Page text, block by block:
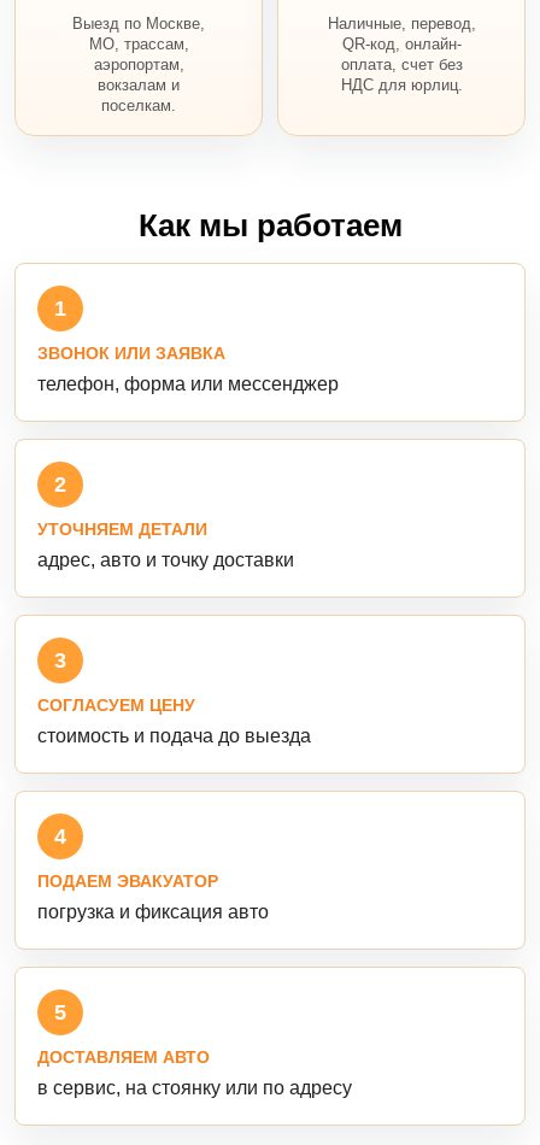
Выезд по Москве,
МО, трассам,
аэропортам,
вокзалам и
поселкам.
Наличные, перевод,
QR-код, онлайн-
оплата, счет без
НДС для юрлиц.
Как мы работаем
1
ЗВОНОК ИЛИ ЗАЯВКА
телефон, форма или мессенджер
2
УТОЧНЯЕМ ДЕТАЛИ
адрес, авто и точку доставки
3
СОГЛАСУЕМ ЦЕНУ
стоимость и подача до выезда
4
ПОДАЕМ ЭВАКУАТОР
погрузка и фиксация авто
5
ДОСТАВЛЯЕМ АВТО
в сервис, на стоянку или по адресу